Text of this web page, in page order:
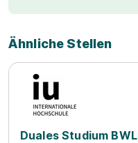
Ähnliche Stellen
Duales Studium